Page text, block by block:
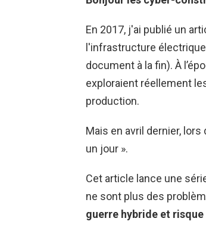
En 2017, j'ai publié un
l'infrastructure
document à la fin). À
exploraient réellement
production.
Mais en avril dernier, lors
un jour ».
Cet article lance une
ne sont plus des
guerre hybride et